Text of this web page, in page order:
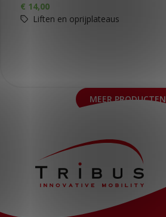
€ 14,00
Liften en oprijplateaus
MEER PRODUCTEN